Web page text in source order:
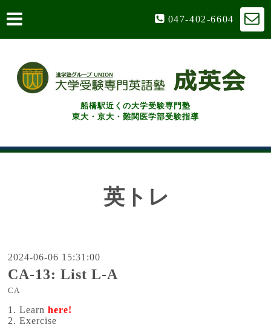
047-402-6604
船橋駅近くの大学受験専門塾
東大・京大・難関医学部受験指導
英トレ
2024-06-06 15:31:00
CA-13: List L-A
CA
1. Learnhere!
2. Exercise